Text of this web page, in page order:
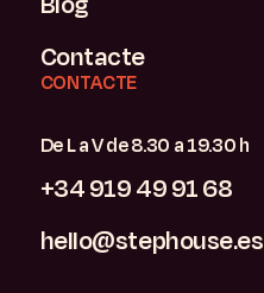
Contacte
CONTACTE
De L a V de 8.30 a 19.30 h
+34 919 49 91 68
hello@stephouse.es